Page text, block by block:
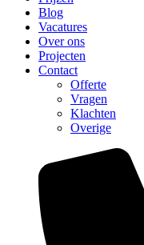
Blog
Vacatures
Over ons
Projecten
Contact
Offerte
Vragen
Klachten
Overige